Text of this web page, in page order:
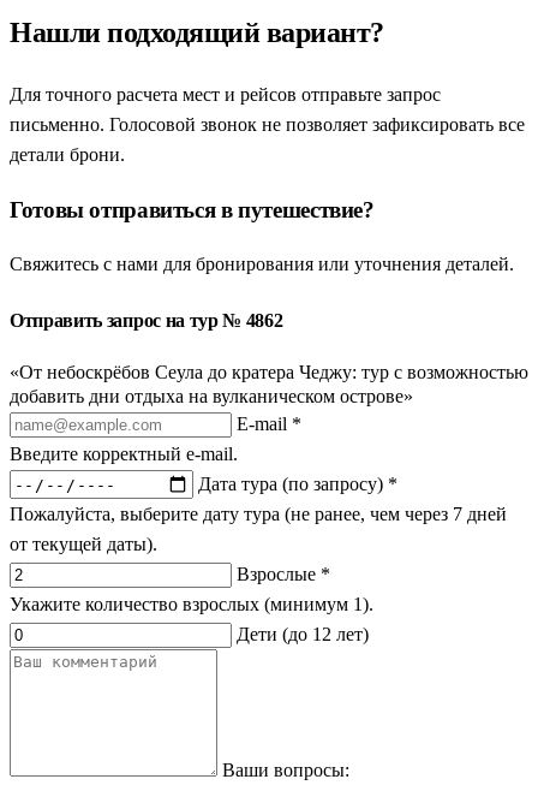
Нашли подходящий вариант?
Для точного расчета мест и рейсов отправьте запрос
письменно. Голосовой звонок не позволяет зафиксировать все
детали брони.
Готовы отправиться в путешествие?
Свяжитесь с нами для бронирования или уточнения деталей.
Отправить запрос на тур № 4862
«От небоскрёбов Сеула до кратера Чеджу: тур с возможностью
добавить дни отдыха на вулканическом острове»
E-mail *
Введите корректный e-mail.
Дата тура (по запросу) *
Пожалуйста, выберите дату тура (не ранее, чем через 7 дней
от текущей даты).
Взрослые *
Укажите количество взрослых (минимум 1).
Дети (до 12 лет)
Ваши вопросы: